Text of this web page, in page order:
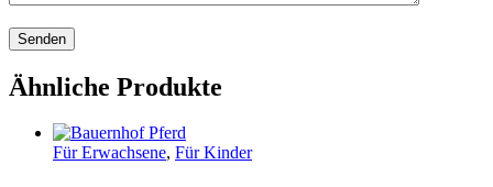
Ähnliche Produkte
Für Erwachsene, Für Kinder